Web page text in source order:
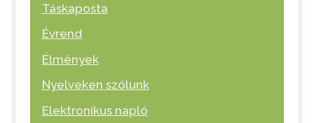
Táskaposta
Évrend
Élmények
Nyelveken szólunk
Elektronikus napló